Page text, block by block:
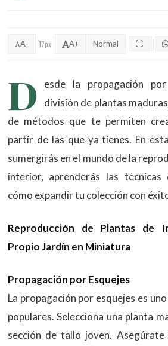
A- 17px A+ Normal
D
esde la propagación
división de plantas
de métodos que te permiten
partir de las que ya tienes. En
sumergirás en el mundo de la
interior, aprenderás las técnicas
cómo expandir tu colección con
Reproducción de Plantas de
Propio Jardín en Miniatura
Propagación por Esquejes
La propagación por esquejes es
populares. Selecciona una planta
sección de tallo joven.